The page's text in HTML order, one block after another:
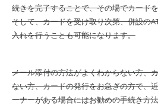
続きを完了することで、その場でカード
そして、カードを受け取り次第、併設の
入れを行うことも可能になります。
メール添付の方法がよくわからない方、
ない方、カードの発行をお急ぎの方で、
ーナーがある場合にはお勧めの手続き方